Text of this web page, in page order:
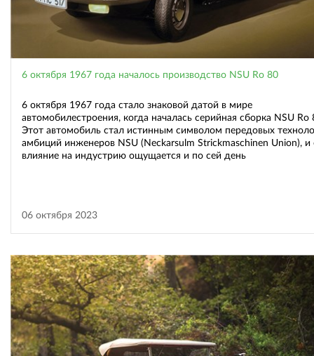
6 октября 1967 года началось производство NSU Ro 80
6 октября 1967 года стало знаковой датой в мире
автомобилестроения, когда началась серийная сборка NSU Ro
Этот автомобиль стал истинным символом передовых
амбиций инженеров NSU (Neckarsulm Strickmaschinen Union), и
влияние на индустрию ощущается и по сей день
06 октября 2023